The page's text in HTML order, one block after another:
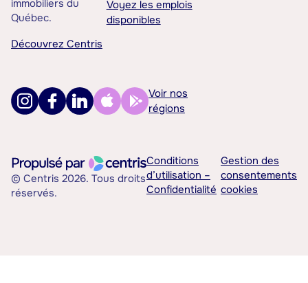
immobiliers du
Québec.
Découvrez Centris
Voyez les emplois
disponibles
Voir nos
régions
© Centris 2026. Tous droits
réservés.
Conditions
d’utilisation –
Confidentialité
Gestion des
consentements
cookies